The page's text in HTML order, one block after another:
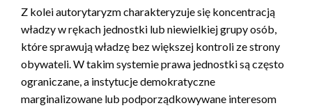
Z kolei autorytaryzm charakteryzuje się koncentracją
władzy w rękach jednostki lub niewielkiej grupy osób,
które sprawują władzę bez większej kontroli ze strony
obywateli. W takim systemie prawa jednostki są często
ograniczane, a instytucje demokratyczne
marginalizowane lub podporządkowywane interesom